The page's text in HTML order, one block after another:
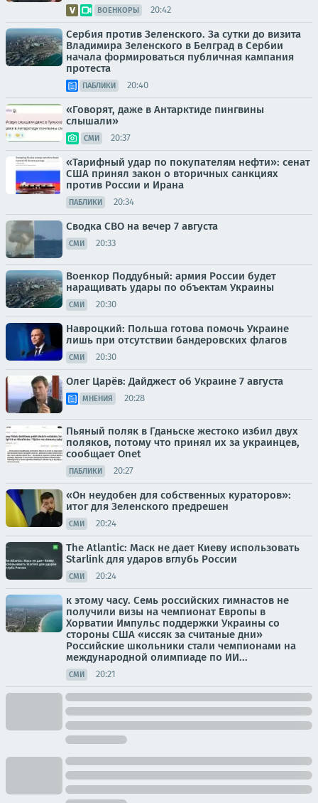
ВОЕНКОРЫ 20:42
Сербия против Зеленского. За сутки до визита
Владимира Зеленского в Белград в Сербии
начала формироваться публичная кампания
протеста
ПАБЛИКИ 20:40
«Говорят, даже в Антарктиде пингвины
слышали»
СМИ 20:37
«Тарифный удар по покупателям нефти»: сенат
США принял закон о вторичных санкциях
против России и Ирана
ПАБЛИКИ 20:34
Сводка СВО на вечер 7 августа
СМИ 20:33
Военкор Поддубный: армия России будет
наращивать удары по объектам Украины
СМИ 20:30
Навроцкий: Польша готова помочь Украине
лишь при отсутствии бандеровских флагов
СМИ 20:30
Олег Царёв: Дайджест об Украине 7 августа
МНЕНИЯ 20:28
Пьяный поляк в Гданьске жестоко избил двух
поляков, потому что принял их за украинцев,
сообщает Onet
ПАБЛИКИ 20:27
«Он неудобен для собственных кураторов»:
итог для Зеленского предрешен
СМИ 20:24
The Atlantic: Маск не дает Киеву использовать
Starlink для ударов вглубь России
СМИ 20:24
к этому часу. Семь российских гимнастов не
получили визы на чемпионат Европы в
Хорватии Импульс поддержки Украины со
стороны США «иссяк за считаные дни»
Российские школьники стали чемпионами на
международной олимпиаде по ИИ...
СМИ 20:21